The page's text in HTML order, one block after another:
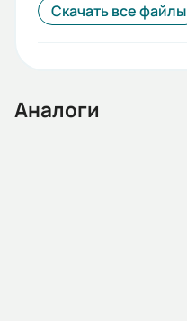
Скачать все файлы
Аналоги